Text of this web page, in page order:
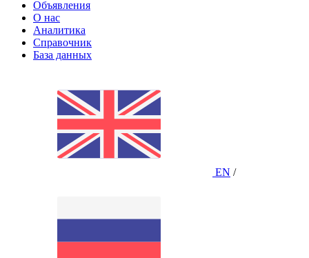
Объявления
О нас
Аналитика
Справочник
База данных
EN /